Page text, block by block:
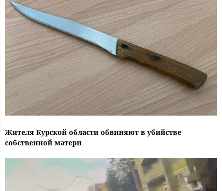
Жителя Курской области обвиняют в убийстве
собственной матери